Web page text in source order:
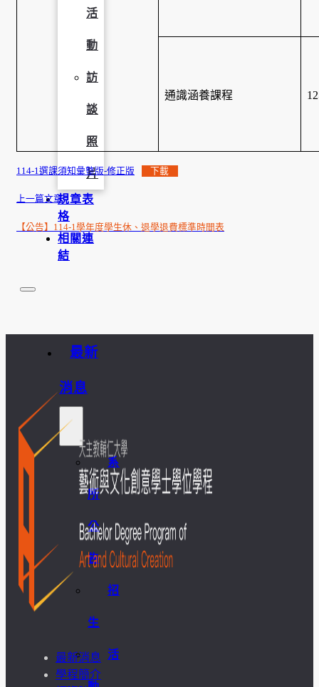
活
動
訪
談
照
片
規章表
格
相關連
結
最新
消息
系
所
公
告
招
生
活
通識涵養課程
114-1選課須知彙整版-修正版 下載
上一篇文章
【公告】114-1學年度學生休、退學退費標準時間表
最新消息
學程簡介